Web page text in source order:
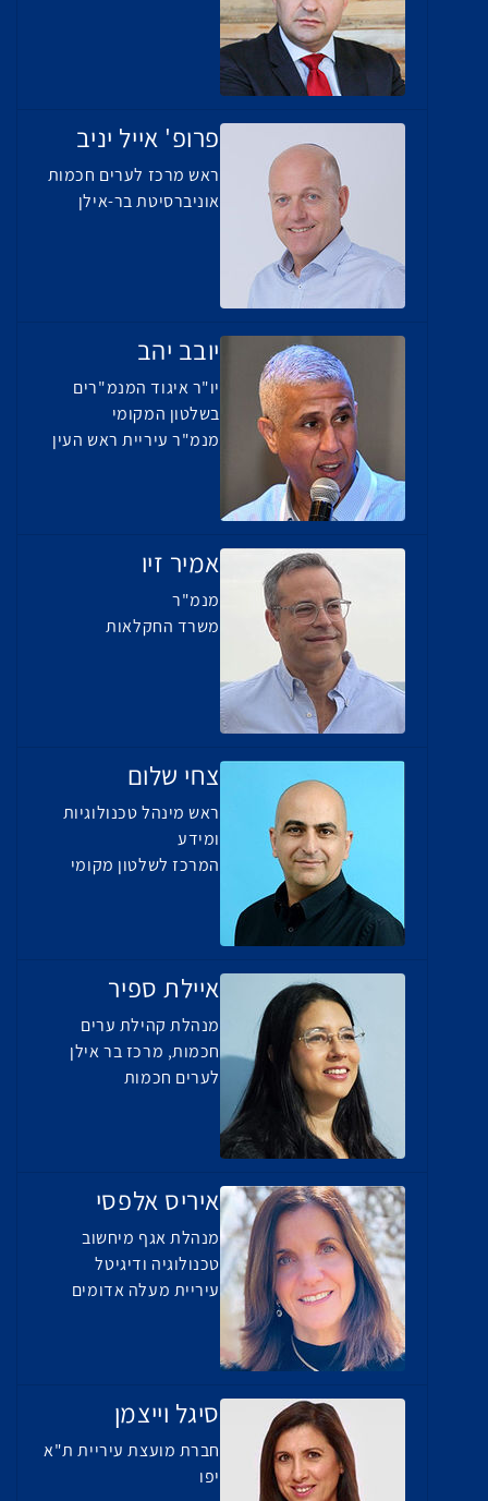
פרופ' אייל יניב
ראש מרכז לערים חכמות
אוניברסיטת בר-אילן
יובב יהב
יו"ר איגוד המנמ"רים
בשלטון המקומי
מנמ"ר עיריית ראש העין
אמיר זיו
מנמ"ר
משרד החקלאות
צחי שלום
ראש מינהל טכנולוגיות
ומידע
המרכז לשלטון מקומי
איילת ספיר
מנהלת קהילת ערים
חכמות, מרכז בר אילן
לערים חכמות
איריס אלפסי
מנהלת אגף מיחשוב
טכנולוגיה ודיגיטל
עיריית מעלה אדומים
סיגל וייצמן
חברת מועצת עיריית ת"א
יפו